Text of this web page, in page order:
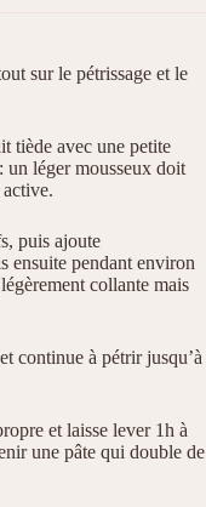
sur le pétrissage et le
tiède avec une petite
un léger mousseux doit
puis ajoute
ensuite pendant environ
collante mais
continue à pétrir jusqu’à
et laisse lever 1h à
une pâte qui double de